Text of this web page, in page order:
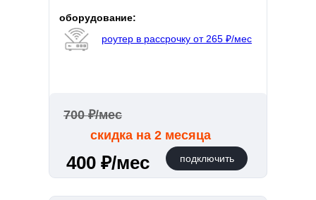
подключить
400 ₽/мес
роутер в рассрочку от 265 ₽/мес
оборудование:
700 ₽/мес
скидка на 2 месяца